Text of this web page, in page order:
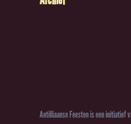
Antilliaanse Feesten is een initiatief